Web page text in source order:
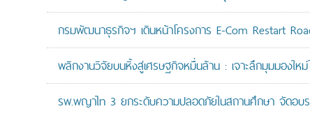
กรมพัฒนาธุรกิจฯ เดินหน้าโครงการ E-Com Restart
พลิกงานวิจัยบนหิ้งสู่เศรษฐกิจหมื่นล้าน : เจาะลึกมุมมองให
รพ.พญาไท 3 ยกระดับความปลอดภัยในสถานศึกษา จัดอบ